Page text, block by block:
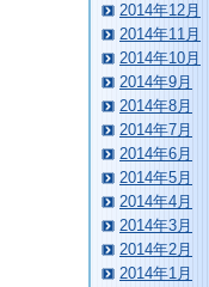
2014年12月
2014年11月
2014年10月
2014年9月
2014年8月
2014年7月
2014年6月
2014年5月
2014年4月
2014年3月
2014年2月
2014年1月